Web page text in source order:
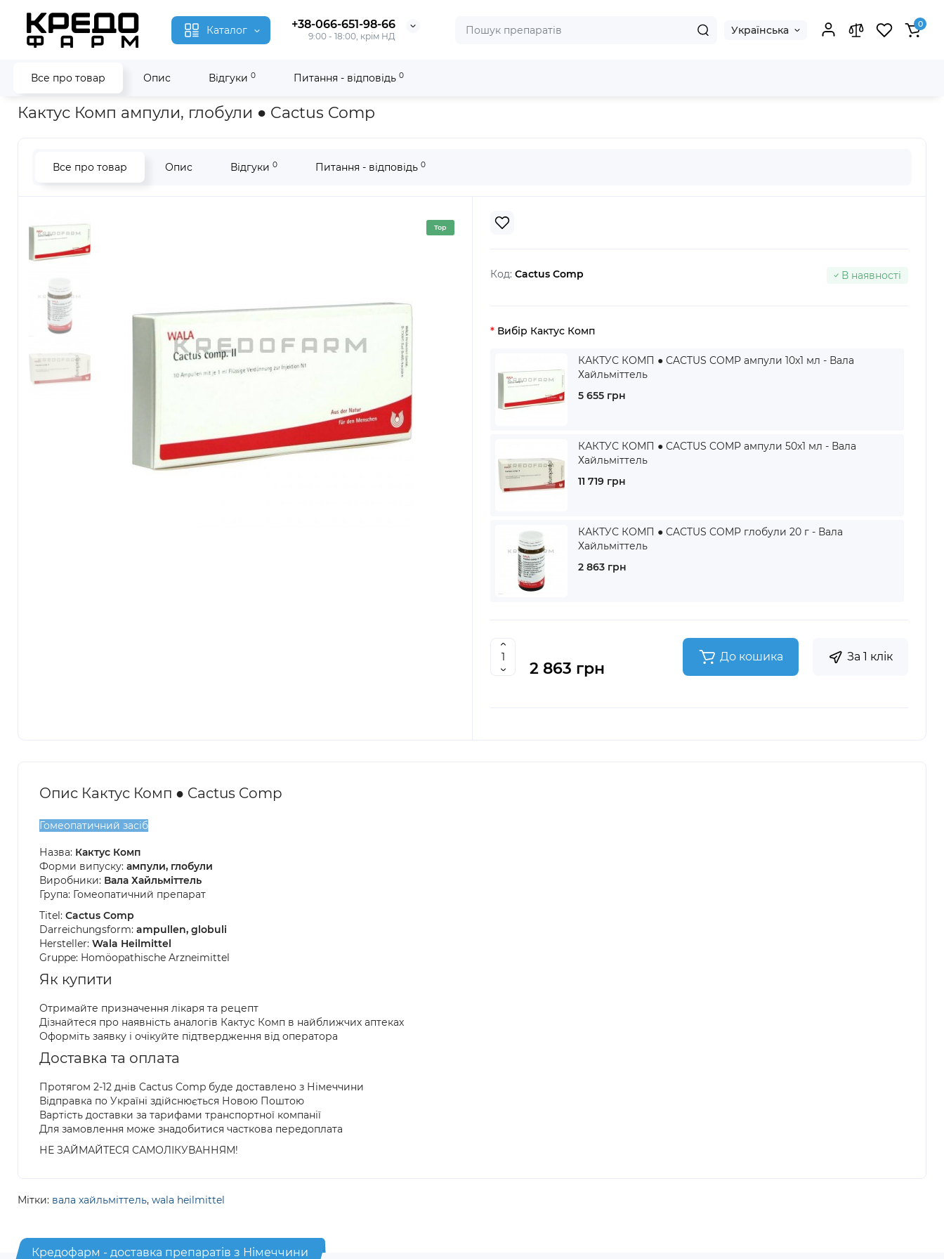
Каталог +38-066-651-98-66
9:00 - 18:00, крім НД Українська 0
Все про товар Опис Відгуки 0 Питання - відповідь 0
Головна Гомеопатія Кактус Комп ● Cactus Comp
Кактус Комп ампули, глобули ● Cactus Comp
Все про товар Опис Відгуки 0 Питання - відповідь 0
Top
Код: Cactus Comp В наявності
Вибір Кактус Комп
КАКТУС КОМП ● CACTUS COMP ампули 10x1 мл - Вала
Хайльміттель
5 655 грн
КАКТУС КОМП ● CACTUS COMP ампули 50x1 мл - Вала
Хайльміттель
11 719 грн
КАКТУС КОМП ● CACTUS COMP глобули 20 г - Вала
Хайльміттель
2 863 грн
2 863 грн
До кошика За 1 клік
Опис Кактус Комп ● Cactus Comp
Гомеопатичний засіб
Назва: Кактус Комп
Форми випуску: ампули, глобули
Виробники: Вала Хайльміттель
Група: Гомеопатичний препарат
Titel: Cactus Comp
Darreichungsform: ampullen, globuli
Hersteller: Wala Heilmittel
Gruppe: Homöopathische Arzneimittel
Як купити
Отримайте призначення лікаря та рецепт
Дізнайтеся про наявність аналогів Кактус Комп в найближчих аптеках
Оформіть заявку і очікуйте підтвердження від оператора
Доставка та оплата
Протягом 2-12 днів Cactus Comp буде доставлено з Німеччини
Відправка по Україні здійснюється Новою Поштою
Вартість доставки за тарифами транспортної компанії
Для замовлення може знадобитися часткова передоплата
НЕ ЗАЙМАЙТЕСЯ САМОЛІКУВАННЯМ!
Мітки: вала хайльміттель, wala heilmittel
Кредофарм - доставка препаратів з Німеччини